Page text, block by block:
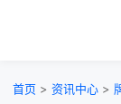
首页 > 资讯中心 >